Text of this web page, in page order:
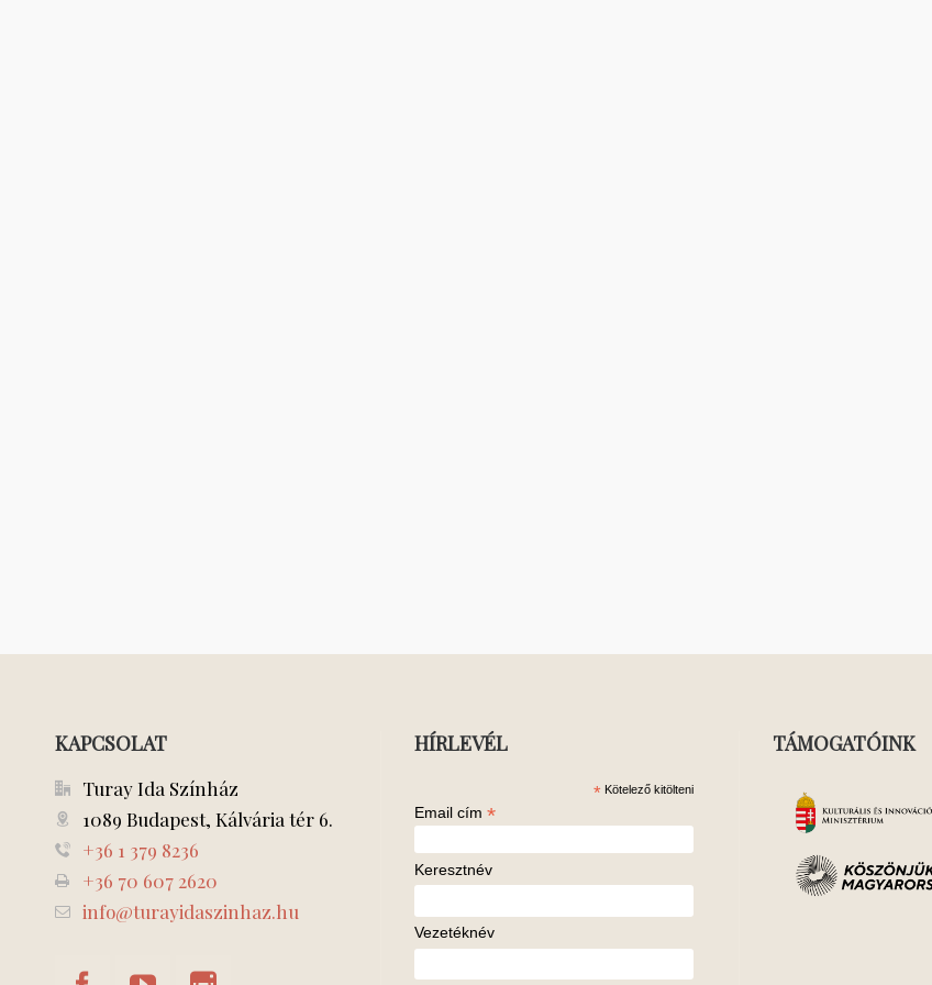
KAPCSOLAT
Turay Ida Színház
1089 Budapest, Kálvária tér 6.
+36 1 379 8236
+36 70 607 2620
info@turayidaszinhaz.hu
HÍRLEVÉL
* Kötelező kitölteni
Email cím *
Keresztnév
Vezetéknév
TÁMOGATÓINK